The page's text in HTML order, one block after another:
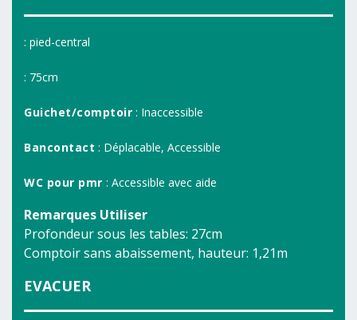
: pied-central
: 75cm
Guichet/comptoir : Inaccessible
Bancontact : Déplacable, Accessible
WC pour pmr : Accessible avec aide
Remarques Utiliser
Profondeur sous les tables: 27cm
Comptoir sans abaissement, hauteur: 1,21m
EVACUER